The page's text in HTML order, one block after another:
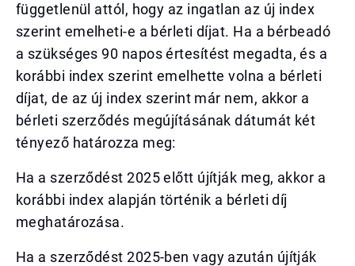
függetlenül attól, hogy az ingatlan az új index
szerint emelheti-e a bérleti díjat. Ha a bérbeadó
a szükséges 90 napos értesítést megadta, és a
korábbi index szerint emelhette volna a bérleti
díjat, de az új index szerint már nem, akkor a
bérleti szerződés megújításának dátumát két
tényező határozza meg:
Ha a szerződést 2025 előtt újítják meg, akkor a
korábbi index alapján történik a bérleti díj
meghatározása.
Ha a szerződést 2025-ben vagy azután újítják